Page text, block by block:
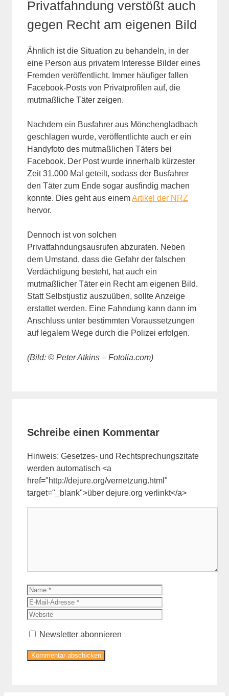
Privatfahndung verstößt auch
gegen Recht am eigenen Bild
Ähnlich ist die Situation zu behandeln, in der
eine Person aus privatem Interesse Bilder eines
Fremden veröffentlicht. Immer häufiger fallen
Facebook-Posts von Privatprofilen auf, die
mutmaßliche Täter zeigen.
Nachdem ein Busfahrer aus Mönchengladbach
geschlagen wurde, veröffentlichte auch er ein
Handyfoto des mutmaßlichen Täters bei
Facebook. Der Post wurde innerhalb kürzester
Zeit 31.000 Mal geteilt, sodass der Busfahrer
den Täter zum Ende sogar ausfindig machen
konnte. Dies geht aus einemArtikel der NRZ
hervor.
Dennoch ist von solchen
Privatfahndungsausrufen abzuraten. Neben
dem Umstand, dass die Gefahr der falschen
Verdächtigung besteht, hat auch ein
mutmaßlicher Täter ein Recht am eigenen Bild.
Statt Selbstjustiz auszuüben, sollte Anzeige
erstattet werden. Eine Fahndung kann dann im
Anschluss unter bestimmten Voraussetzungen
auf legalem Wege durch die Polizei erfolgen.
(Bild: © Peter Atkins – Fotolia.com)
Schreibe einen Kommentar
Hinweis: Gesetzes- und Rechtsprechungszitate
werden automatisch <a
href="http://dejure.org/vernetzung.html"
target="_blank">über dejure.org verlinkt</a>
Name
Newsletter abonnieren